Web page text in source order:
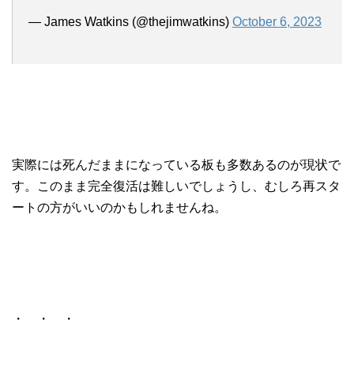
— James Watkins (@thejimwatkins) October 6, 2023
実際には死んだままになっている板も多数あるのが現状で
す。このまま完全復活は難しいでしょうし、むしろ再スタ
ートの方がいいのかもしれませんね。
・ ・ ・